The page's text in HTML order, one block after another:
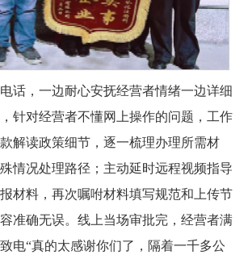
话，一边耐心安抚经营者情绪一边详细
针对经营者不懂网上操作的问题，工作
解读政策细节，逐一梳理办理所需材
情况处理路径；主动延时远程视频指导
材料，再次嘱咐材料填写规范和上传节
准确无误。线上当场审批完，经营者满
电“真的太感谢你们了，隔着一千多公